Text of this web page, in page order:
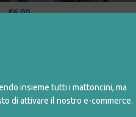
insieme tutti i mattoncini, ma
di attivare il nostro e-commerce.
€6,00
BLU E GIALLO
€4,00